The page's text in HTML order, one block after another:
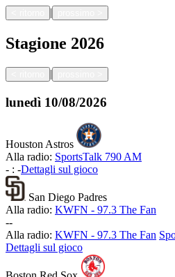
|
Stagione 2026
|
lunedì 10/08/2026
Houston Astros
Alla radio: SportsTalk 790 AM
- : -Dettagli sul gioco
San Diego Padres
Alla radio: KWFN - 97.3 The Fan
--
Alla radio: KWFN - 97.3 The Fan
Dettagli sul gioco